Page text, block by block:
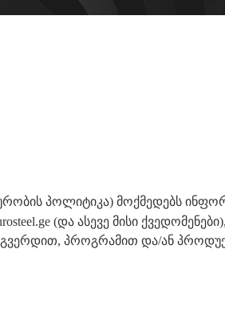
პოლიტიკა) მოქმედებს
(და ასევე მისი ქვედომენები),
გვერდით, პროგრამით და/ან